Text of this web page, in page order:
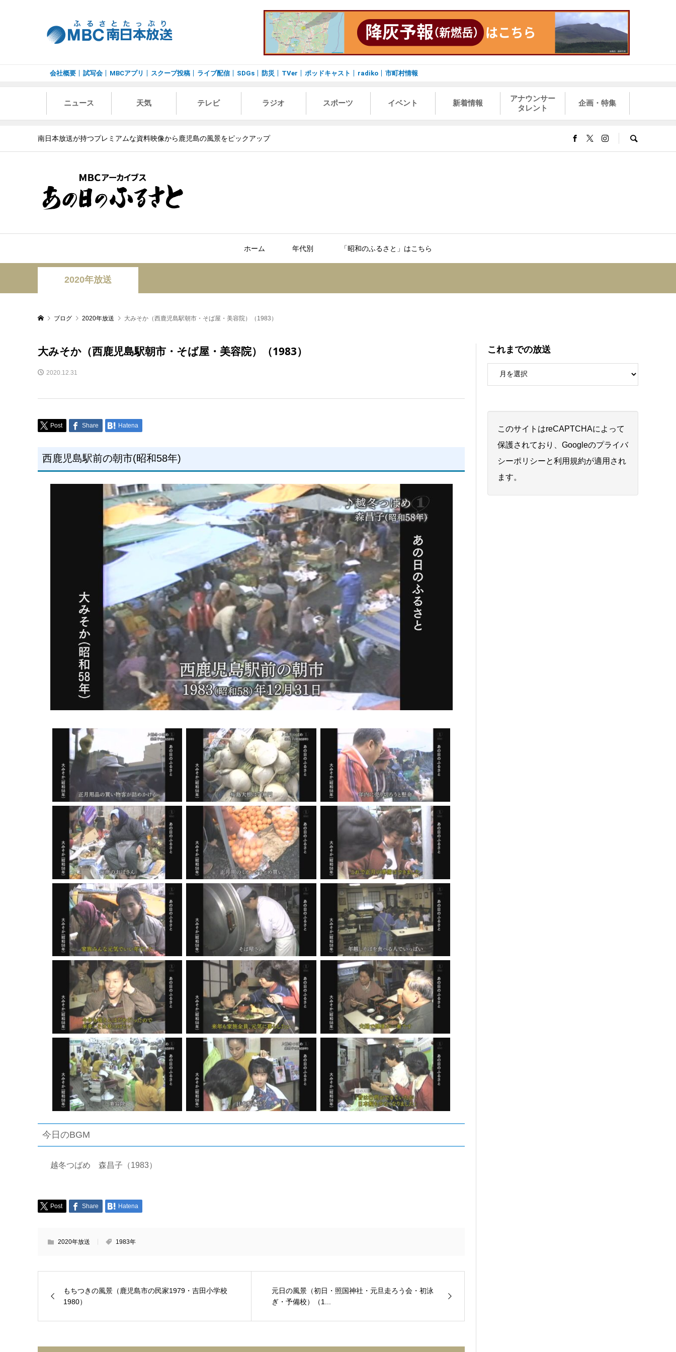
会社概要 試写会 MBCアプリ スクープ投稿 ライブ配信 SDGs 防災 TVer ポッドキャスト radiko 市町村情報
ニュース 天気 テレビ ラジオ スポーツ イベント 新着情報
アナウンサー
タレント
企画・特集
南日本放送が持つプレミアムな資料映像から鹿児島の風景をピックアップ
ホーム 年代別 「昭和のふるさと」はこちら
2020年放送
ブログ 2020年放送 大みそか（西鹿児島駅朝市・そば屋・美容院）（1983）
大みそか（西鹿児島駅朝市・そば屋・美容院）（1983）
2020.12.31
Post Share Hatena
西鹿児島駅前の朝市(昭和58年)
今日のBGM
越冬つばめ 森昌子（1983）
Post Share Hatena
2020年放送 1983年
もちつきの風景（鹿児島市の民家1979・吉田小学校
1980）
元日の風景（初日・照国神社・元旦走ろう会・初泳
ぎ・予備校）（1...
これまでの放送
このサイトはreCAPTCHAによって
保護されており、Googleのプライバ
シーポリシーと利用規約が適用され
ます。